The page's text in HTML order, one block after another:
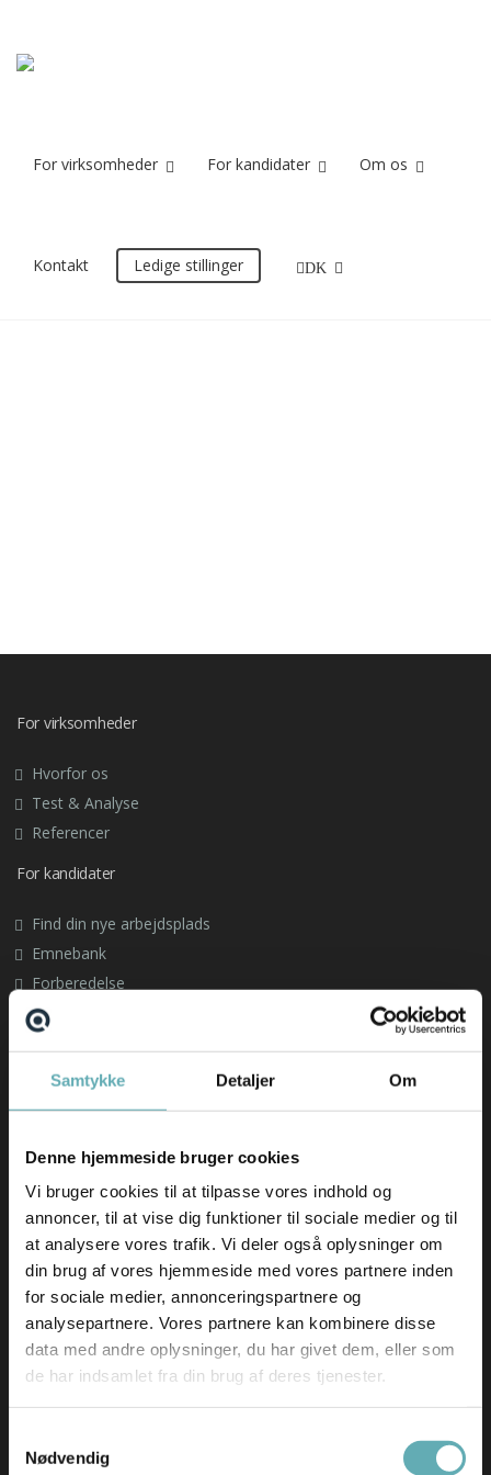
Samtykke Detaljer Om
Denne hjemmeside bruger cookies
Vi bruger cookies til at tilpasse vores indhold og
annoncer, til at vise dig funktioner til sociale medier og til
at analysere vores trafik. Vi deler også oplysninger om
din brug af vores hjemmeside med vores partnere inden
for sociale medier, annonceringspartnere og
analysepartnere. Vores partnere kan kombinere disse
data med andre oplysninger, du har givet dem, eller som
de har indsamlet fra din brug af deres tjenester.
Nødvendig
For virksomheder For kandidater Om os
Kontakt Ledige stillinger DK
se
For virksomheder
Hvorfor os
Test & Analyse
Referencer
For kandidater
Find din nye arbejdsplads
Emnebank
Forberedelse
Om os
Find din nye arbejdsplads
Emnebank
Hav en fantastisk sommer(ferie) ☀️
AI-revolutionen er allerede sket – i hvert fald i
softwarebranchen
Skift i typen af rekrutteringsopgaver vi får ind
Nyeste ledige stillinger
Salgskonsulent til EcoMobility